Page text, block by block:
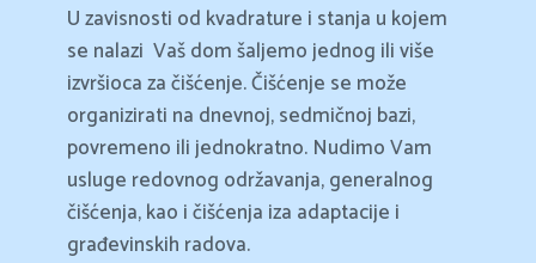
U zavisnosti od kvadrature i stanja u kojem
se nalazi Vaš dom šaljemo jednog ili više
izvršioca za čišćenje. Čišćenje se može
organizirati na dnevnoj, sedmičnoj bazi,
povremeno ili jednokratno. Nudimo Vam
usluge redovnog održavanja, generalnog
čišćenja, kao i čišćenja iza adaptacije i
građevinskih radova.